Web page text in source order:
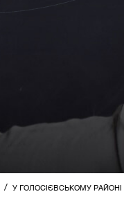
/ У ГОЛОСІЄВСЬКОМУ РАЙОНІ